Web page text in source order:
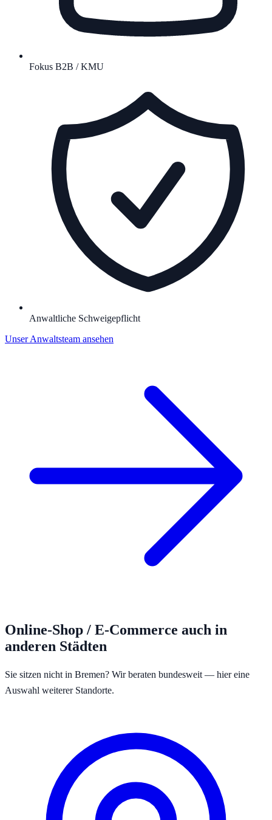
Fokus B2B / KMU
Anwaltliche Schweigepflicht
Unser Anwaltsteam ansehen
Online-Shop / E-Commerce auch in
anderen Städten
Sie sitzen nicht in Bremen? Wir beraten bundesweit — hier eine
Auswahl weiterer Standorte.